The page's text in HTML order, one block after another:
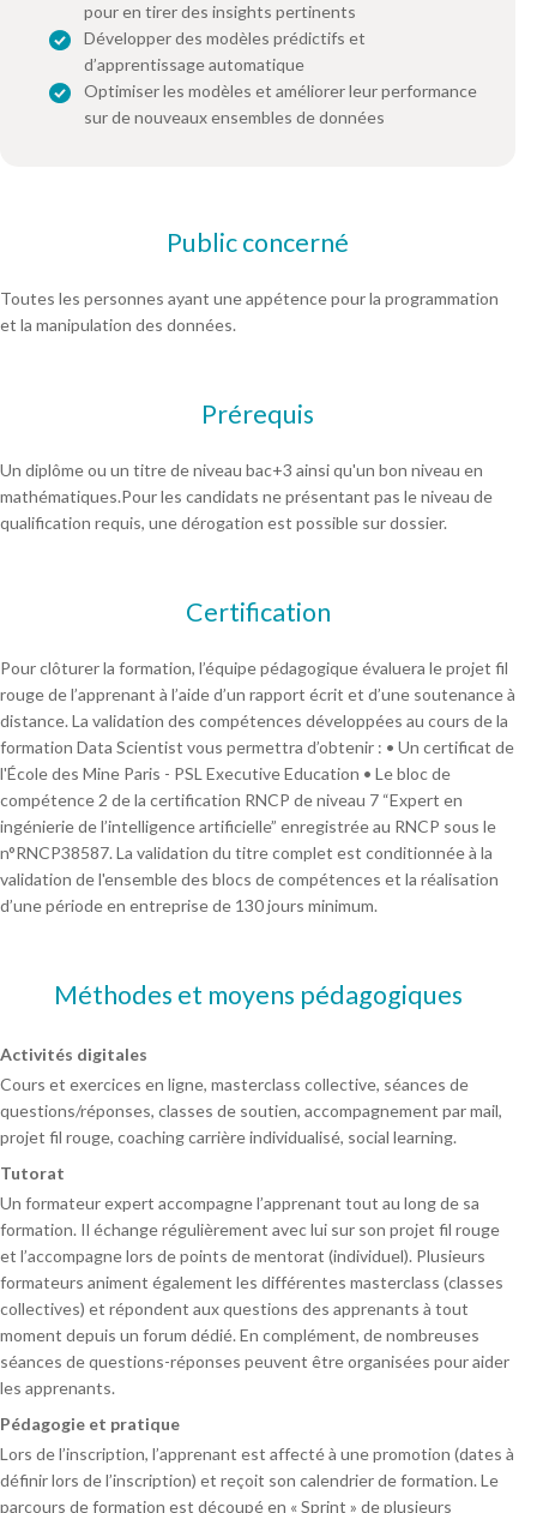
pour en tirer des insights pertinents
Développer des modèles prédictifs et
d’apprentissage automatique
Optimiser les modèles et améliorer leur performance
sur de nouveaux ensembles de données
Public concerné
Toutes les personnes ayant une appétence pour la programmation
et la manipulation des données.
Prérequis
Un diplôme ou un titre de niveau bac+3 ainsi qu'un bon niveau en
mathématiques.Pour les candidats ne présentant pas le niveau de
qualification requis, une dérogation est possible sur dossier.
Certification
Pour clôturer la formation, l’équipe pédagogique évaluera le projet fil
rouge de l’apprenant à l’aide d’un rapport écrit et d’une soutenance à
distance. La validation des compétences développées au cours de la
formation Data Scientist vous permettra d’obtenir : • Un certificat de
l'École des Mine Paris - PSL Executive Education • Le bloc de
compétence 2 de la certification RNCP de niveau 7 “Expert en
ingénierie de l’intelligence artificielle” enregistrée au RNCP sous le
n°RNCP38587. La validation du titre complet est conditionnée à la
validation de l'ensemble des blocs de compétences et la réalisation
d’une période en entreprise de 130 jours minimum.
Méthodes et moyens pédagogiques
Activités digitales
Cours et exercices en ligne, masterclass collective, séances de
questions/réponses, classes de soutien, accompagnement par mail,
projet fil rouge, coaching carrière individualisé, social learning.
Tutorat
Un formateur expert accompagne l’apprenant tout au long de sa
formation. Il échange régulièrement avec lui sur son projet fil rouge
et l’accompagne lors de points de mentorat (individuel). Plusieurs
formateurs animent également les différentes masterclass (classes
collectives) et répondent aux questions des apprenants à tout
moment depuis un forum dédié. En complément, de nombreuses
séances de questions-réponses peuvent être organisées pour aider
les apprenants.
Pédagogie et pratique
Lors de l’inscription, l’apprenant est affecté à une promotion (dates à
définir lors de l’inscription) et reçoit son calendrier de formation. Le
parcours de formation est découpé en « Sprint » de plusieurs